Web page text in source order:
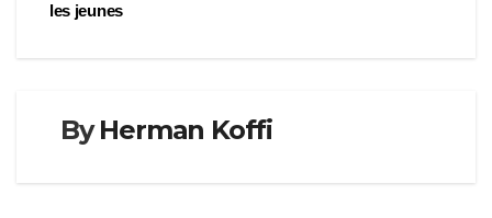
les jeunes
ByHerman Koffi